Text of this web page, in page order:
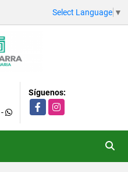
Select Language ▼
-
Síguenos:
FacebookInstagram